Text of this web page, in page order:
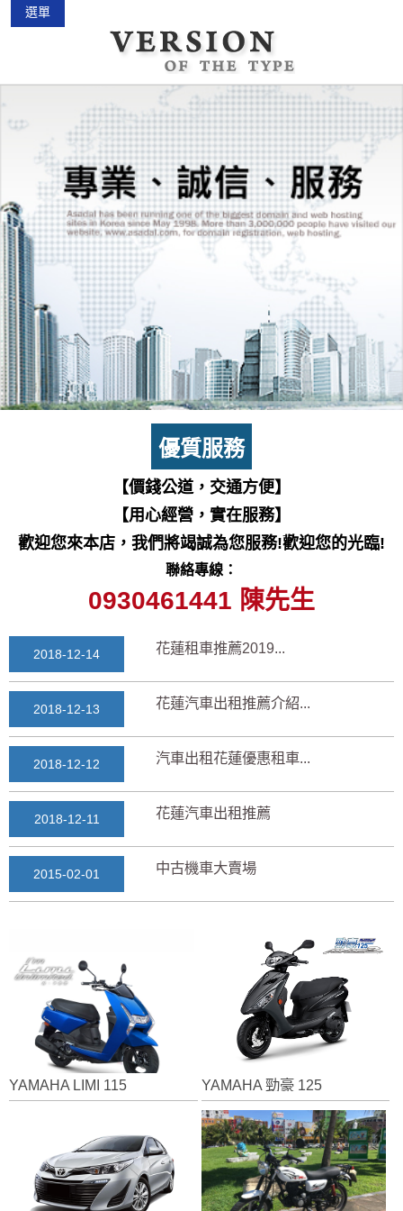
選單
優質服務
【價錢公道，交通方便】
【用心經營，實在服務】
歡迎您來本店，我們將竭誠為您服務!歡迎您的光臨!
聯絡專線：
0930461441 陳先生
2015-02-01
2018-03-16 花蓮景點2018地圖...
七星潭風景區美景介紹...
三日遊景點行程規劃景...
2018-03-12 花蓮自由行自助行程
2025-11-17 通水管後排水變快？背...
2018-12-14 花蓮租車推薦2019...
2018-12-13 花蓮汽車出租推薦介紹...
2018-12-12 汽車出租花蓮優惠租車...
2018-12-11 花蓮汽車出租推薦
2015-02-01 中古機車大賣場
2018-03-15 七星潭風景區美景介紹...
2018-03-13 三日遊景點行程規劃景...
2018-03-12 花蓮自由行自助行程
2025-11-17 通水管後排水變快？背...
2018-12-14 花蓮租車推薦2019...
YAMAHA LIMI 115 YAMAHA 勁豪 125